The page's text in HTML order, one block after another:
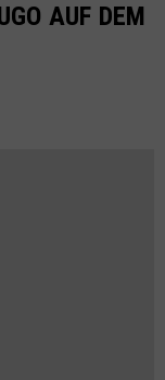
AUF DEM